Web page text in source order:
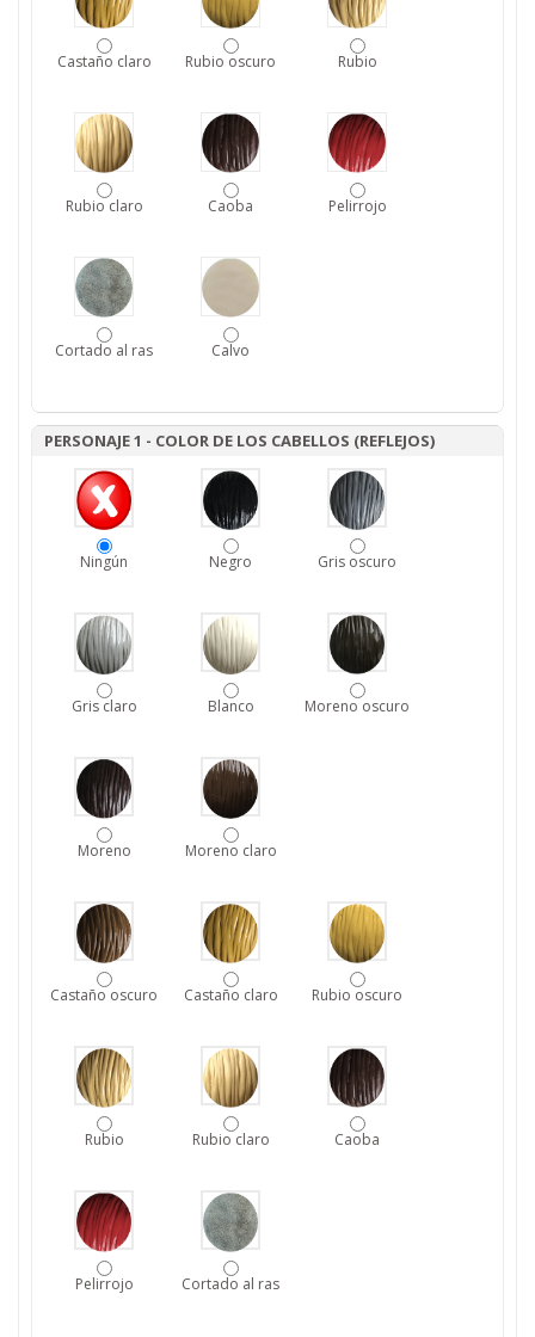
Castaño claro Rubio oscuro Rubio
Rubio claro Caoba Pelirrojo
Cortado al ras Calvo
PERSONAJE 1 - COLOR DE LOS CABELLOS (REFLEJOS)
Ningún Negro Gris oscuro
Gris claro Blanco Moreno oscuro
Moreno Moreno claro
Castaño oscuro Castaño claro Rubio oscuro
Rubio Rubio claro Caoba
Pelirrojo Cortado al ras